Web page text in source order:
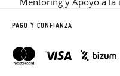
PAGO Y CONFIANZA